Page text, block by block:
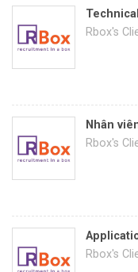
Rbox's
Nhân
Rbox's
Rbox's